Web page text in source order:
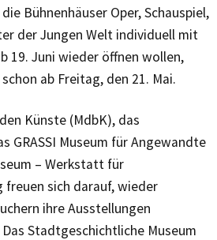
Bühnenhäuser Oper, Schauspiel,
der Jungen Welt individuell mit
19. Juni wieder öffnen wollen,
ab Freitag, den 21. Mai.
Künste (MdbK), das
GRASSI Museum für Angewandte
– Werkstatt für
freuen sich darauf, wieder
ihre Ausstellungen
Stadtgeschichtliche Museum